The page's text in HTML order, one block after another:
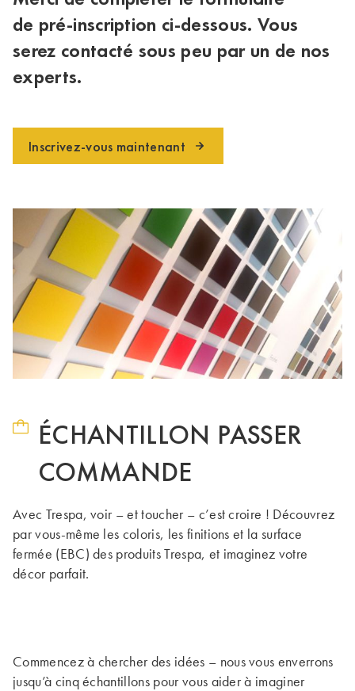
de pré-inscription ci-dessous. Vous
serez contacté sous peu par un de nos
experts.
Inscrivez-vous maintenant
ÉCHANTILLON PASSER
COMMANDE
Avec Trespa, voir – et toucher – c’est croire ! Découvrez
par vous-même les coloris, les finitions et la surface
fermée (EBC) des produits Trespa, et imaginez votre
décor parfait.
Commencez à chercher des idées – nous vous enverrons
jusqu’à cinq échantillons pour vous aider à imaginer